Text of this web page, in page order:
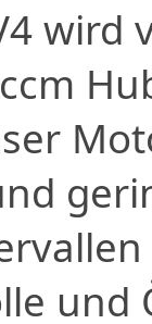
wird
und